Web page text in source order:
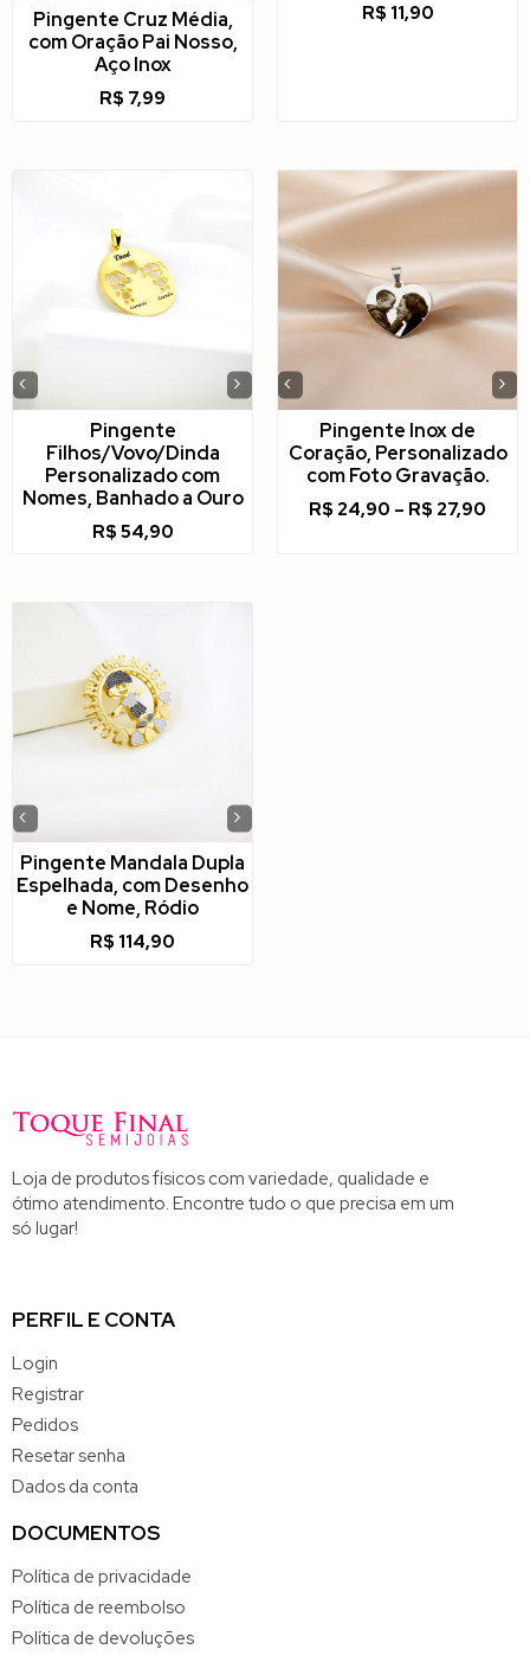
Pingente Cruz Média,
com Oração Pai Nosso,
Aço Inox
R$ 7,99
R$ 11,90
‹
›
Pingente
Filhos/Vovo/Dinda
Personalizado com
Nomes, Banhado a Ouro
R$ 54,90
‹
›
Pingente Inox de
Coração, Personalizado
com Foto Gravação.
R$ 24,90 – R$ 27,90
‹
›
Pingente Mandala Dupla
Espelhada, com Desenho
e Nome, Ródio
R$ 114,90
Loja de produtos físicos com variedade, qualidade e
ótimo atendimento. Encontre tudo o que precisa em um
só lugar!
PERFIL E CONTA
Login
Registrar
Pedidos
Resetar senha
Dados da conta
DOCUMENTOS
Política de privacidade
Política de reembolso
Política de devoluções